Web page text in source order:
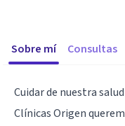
Sobre mí Consultas
Cuidar de nuestra
Clínicas Origen